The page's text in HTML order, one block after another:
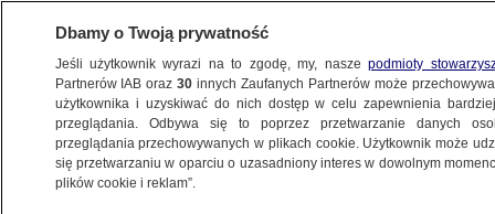
POLSKA
Dbamy o Twoją prywatność
Jeśli użytkownik wyrazi na to zgodę, my, naszepodmioty
Partnerów IAB oraz30 innych Zaufanych Partnerów może
użytkownika i uzyskiwać do nich dostęp w celu zapewnienia
przeglądania. Odbywa się to poprzez przetwarzanie danych
przeglądania przechowywanych w plikach cookie. Użytkownik może
się przetwarzaniu w oparciu o uzasadniony interes w dowolnym
plików cookie i reklam”.